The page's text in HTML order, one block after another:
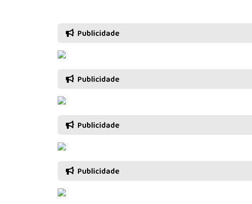
Publicidade
Publicidade
Publicidade
Publicidade